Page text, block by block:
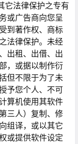
它法律保护之专有
或广告商向您呈
到著作权、商标
法律保护。未经
出租、出借、出
，或据以制作衍
但不限于为了未
予您个人、不可
算机使用其软件
三人）复制、修
组译，或以其它
或提供软件设定